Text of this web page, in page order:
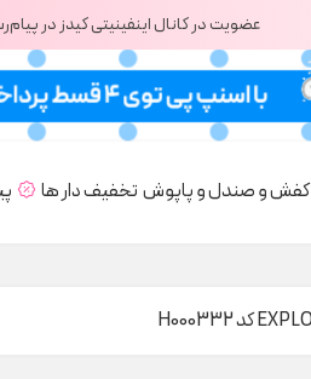
عضویت در کانال اینفینیتی کیدز در
کفش و صندل و پاپوش تخفیف دار ها